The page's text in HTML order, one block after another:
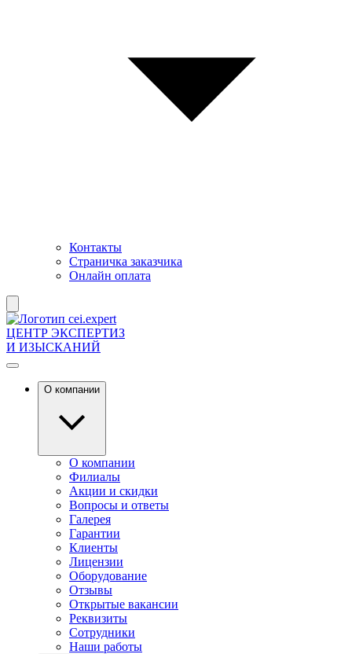
Контакты
Страничка заказчика
Онлайн оплата
ЦЕНТР ЭКСПЕРТИЗ
И ИЗЫСКАНИЙ
О компании
О компании
Филиалы
Акции и скидки
Вопросы и ответы
Галерея
Гарантии
Клиенты
Лицензии
Оборудование
Отзывы
Открытые вакансии
Реквизиты
Сотрудники
Наши работы